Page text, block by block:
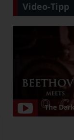
Video-Tipp
The Dark